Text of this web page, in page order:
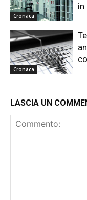
Cronaca
in
Cronaca
LASCIA UN